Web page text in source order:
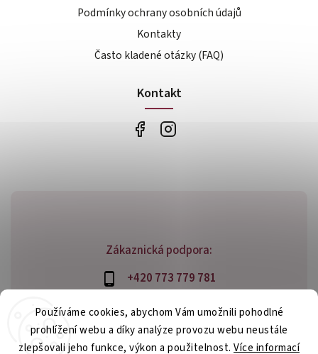
Používáme cookies, abychom Vám umožnili pohodlné
prohlížení webu a díky analýze provozu webu neustále
zlepšovali jeho funkce, výkon a použitelnost. Více informací
Zákaznická podpora:
+420 773 779 781
info@bossfood.cz
Podmínky ochrany osobních údajů
Kontakty
Často kladené otázky (FAQ)
Kontakt